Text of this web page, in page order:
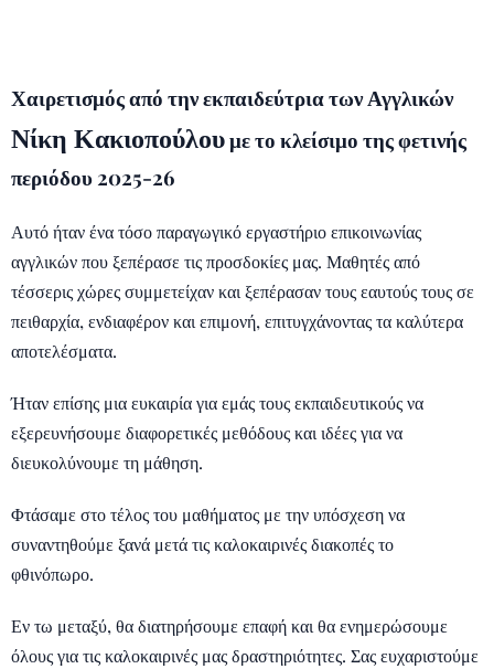
Χαιρετισμός από την εκπαιδεύτρια των Αγγλικών
Νίκη Κακιοπούλουμε το κλείσιμο της φετινής
περιόδου 2025-26
Αυτό ήταν ένα τόσο παραγωγικό εργαστήριο επικοινωνίας
αγγλικών που ξεπέρασε τις προσδοκίες μας. Μαθητές από
τέσσερις χώρες συμμετείχαν και ξεπέρασαν τους εαυτούς τους σε
πειθαρχία, ενδιαφέρον και επιμονή, επιτυγχάνοντας τα καλύτερα
αποτελέσματα.
Ήταν επίσης μια ευκαιρία για εμάς τους εκπαιδευτικούς να
εξερευνήσουμε διαφορετικές μεθόδους και ιδέες για να
διευκολύνουμε τη μάθηση.
Φτάσαμε στο τέλος του μαθήματος με την υπόσχεση να
συναντηθούμε ξανά μετά τις καλοκαιρινές διακοπές το
φθινόπωρο.
Εν τω μεταξύ, θα διατηρήσουμε επαφή και θα ενημερώσουμε
όλους για τις καλοκαιρινές μας δραστηριότητες. Σας ευχαριστούμε